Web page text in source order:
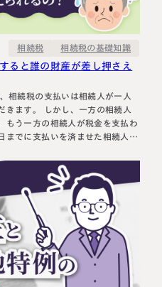
相続税 相続税の基礎知識
ると誰の財産が差し押さえ
一方の相続人
もう一方の相続人が税金を支払わ
までに支払いを済ませた相続人に
について詳しく解説をしているブ